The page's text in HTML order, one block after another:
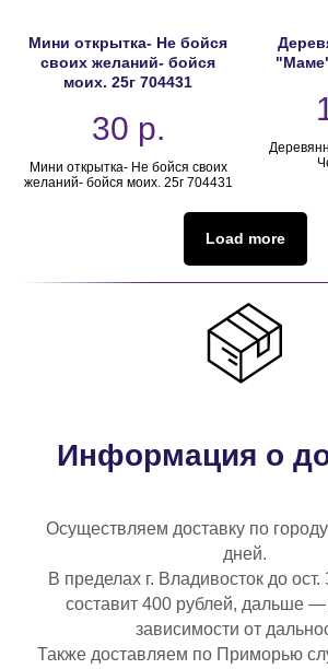
Мини открытка- Не бойся
своих желаний- бойся
моих. 25г 704431
30 р.
Мини открытка- Не бойся своих
желаний- бойся моих. 25г 704431
Load more
Информация о
Осуществляем доставку по
дней.
В пределах г. Владивосток до ост.
составит 400 рублей, дальше —
зависимости от
Также доставляем по Приморью